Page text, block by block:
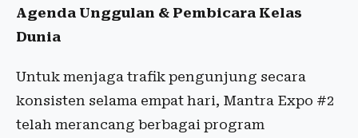
Agenda Unggulan & Pembicara Kelas
Dunia
Untuk menjaga trafik pengunjung secara
konsisten selama empat hari, Mantra Expo #2
telah merancang berbagai program